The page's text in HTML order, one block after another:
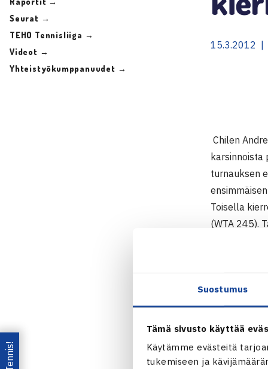
Suostumus
Tämä sivusto käyttää
Käytämme evästeitä
tukemiseen ja
Seurat →
TEHO Tennisliiga →
Videot →
Yhteistyökumppanuudet →
15.3.2012 |
Chilen
karsinnoista
turnauksen
Toisella
(WTA 245).
Naisten
10.-
Kaksinpeli
2.kierrosta: